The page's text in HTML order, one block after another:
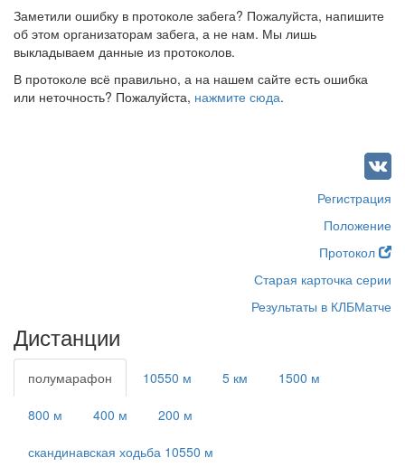
Заметили ошибку в протоколе забега? Пожалуйста, напишите
об этом организаторам забега, а не нам. Мы лишь
выкладываем данные из протоколов.
В протоколе всё правильно, а на нашем сайте есть ошибка
или неточность? Пожалуйста, нажмите сюда.
Регистрация
Положение
Протокол
Старая карточка серии
Результаты в КЛБМатче
Дистанции
полумарафон 10550 м 5 км 1500 м
800 м 400 м 200 м
скандинавская ходьба 10550 м